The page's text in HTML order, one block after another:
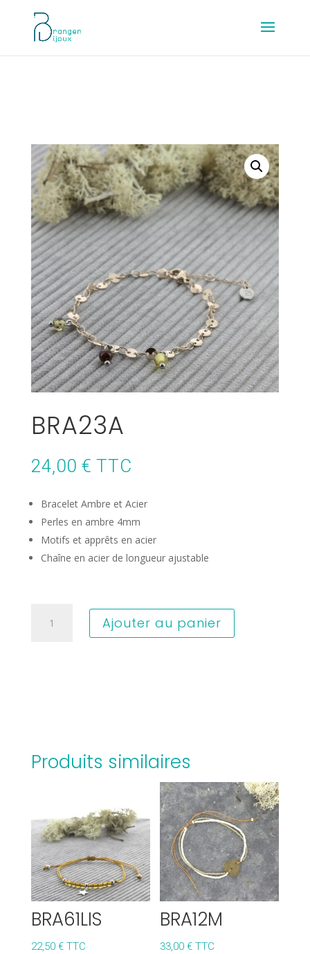
BRA23A
24,00 € TTC
Bracelet Ambre et Acier
Perles en ambre 4mm
Motifs et apprêts en acier
Chaîne en acier de longueur ajustable
Ajouter au panier
Produits similaires
BRA61LIS
22,50 € TTC
BRA12M
33,00€ TTC